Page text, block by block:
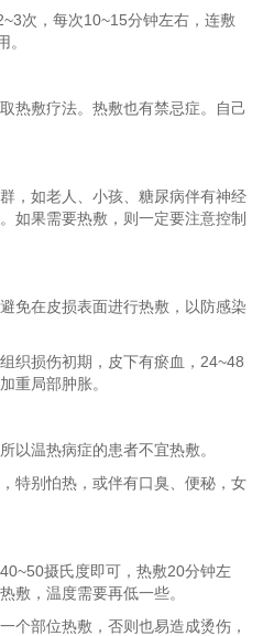
次，每次10~15分钟左右，连敷
。
敷疗法。热敷也有禁忌症。自己
如老人、小孩、糖尿病伴有神经
如果需要热敷，则一定要注意控制
在皮损表面进行热敷，以防感染
损伤初期，皮下有瘀血，24~48
重局部肿胀。
温热病症的患者不宜热敷。
别怕热，或伴有口臭、便秘，女
摄氏度即可，热敷20分钟左
敷，温度需要再低一些。
部位热敷，否则也易造成烫伤，